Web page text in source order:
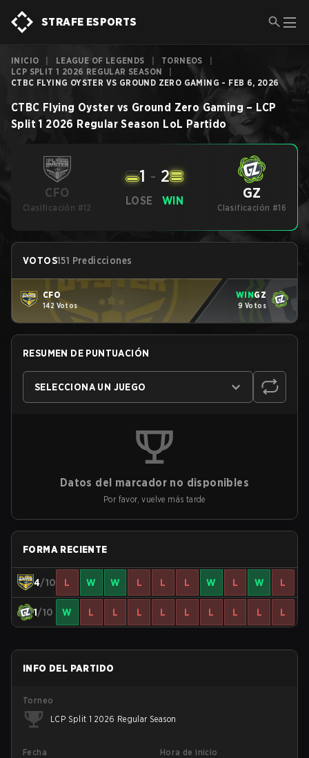
STRAFE ESPORTS
INICIO LEAGUE OF LEGENDS TORNEOS
LCP SPLIT 1 2026 REGULAR SEASON
CTBC FLYING OYSTER VS GROUND ZERO GAMING - FEB 6, 2026
CTBC Flying Oyster vs Ground Zero Gaming – LCP
Split 1 2026 Regular Season LoL Partido
CFO
Clasificación #12
LOSE
1 - 2
WIN GZ
Clasificación #16
VOTOS151 Predicciones
CFO
142 Votos
WINGZ
9 Votos
RESUMEN DE PUNTUACIÓN
SELECCIONA UN JUEGO
Datos del marcador no disponibles
Por favor, vuelve más tarde
FORMA RECIENTE
4/10 L W W L L L W L W L
1/10 W L L L L L L L L L
INFO DEL PARTIDO
Torneo
LCP Split 1 2026 Regular Season
Fecha
Hora de inicio